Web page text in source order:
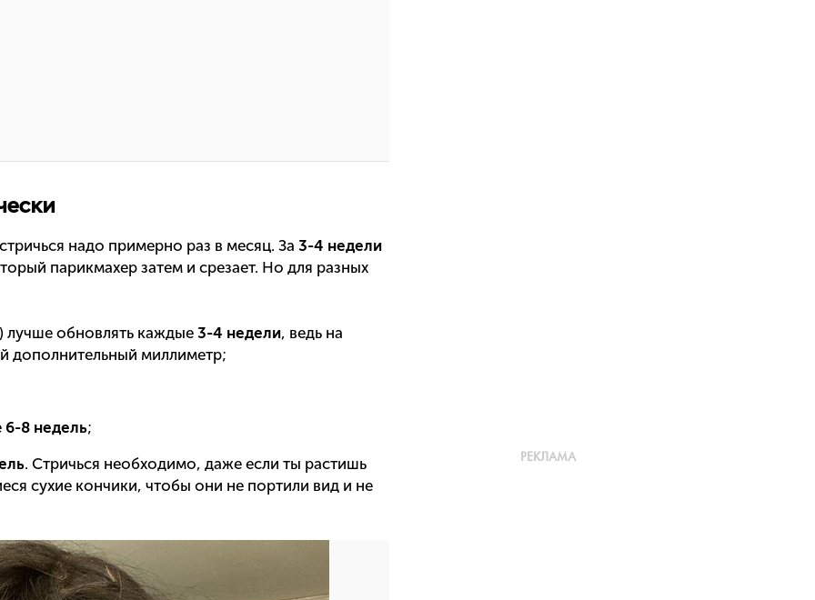
надо примерно раз в месяц. За 3-4 недели
парикмахер затем и срезает. Но для разных
обновлять каждые 3-4 недели, ведь на
дополнительный миллиметр;
6-8 недель;
. Стричься необходимо, даже если ты растишь
сухие кончики, чтобы они не портили вид и не